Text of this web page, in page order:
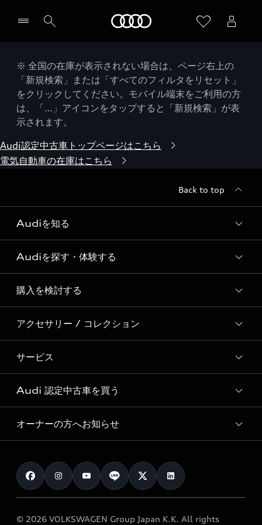
※ 全国の在庫が表示されない場合は、ページ右上の
「新規検索」または「すべてのフィルタをリセット」
をクリックしてください。モバイル端末をご利用の方
は、「…」アイコンをタップすると「新規検索」が表
示されます。
Audi認定中古車トップページはこちら
電気自動車の在庫はこちら
Back to top
Audiを知る
Audi ブランド
Story of Progress
Audi Sport
Formula 1®
デジタルサービス
Audiを探す・体験する
ディーラー検索
新車在庫検索
試乗車・展示車検索
見積り依頼
試乗予約
購入を検討する
モデル一覧
特別仕様モデル / 限定モデル
e-tronラインアップ
価格シミュレーション
車両比較
カタログ一覧
アクセサリー / コレクション
純正アクセサリー
オンラインショップ
Audi collection
アウディナビアプリ
サービス
サービス入庫予約
サービスプログラム
メンテナンス
車検 / 定期点検
e-tronアフターサポート
Audi 認定中古車を買う
Audi認定中古車
クオリティ
保証
メンテナンス
オーナーの方へお知らせ
お知らせ
オーナー様向けキャンペーン
© 2026 VOLKSWAGEN Group Japan K.K. All rights